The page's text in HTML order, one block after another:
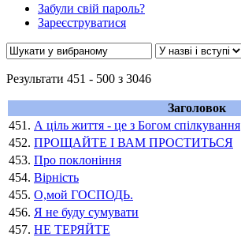
Забули свій пароль?
Зареєструватися
Результати 451 - 500 з 3046
Заголовок
451. А ціль життя - це з Богом спілкування
452. ПРОЩАЙТЕ І ВАМ ПРОСТИТЬСЯ
453. Про поклоніння
454. Вірність
455. О,мой ГОСПОДЬ.
456. Я не буду сумувати
457. НЕ ТЕРЯЙТЕ